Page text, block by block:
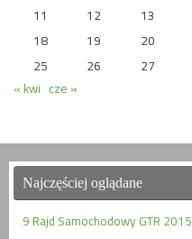
11
12 13
18
19 20
25
26 27
« kwi cze »
Najczęściej oglądane
9 Rajd Samochodowy GTR 2015